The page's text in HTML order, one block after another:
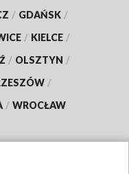
/ GDAŃSK /
/ KIELCE /
/ OLSZTYN /
/
/ WROCŁAW